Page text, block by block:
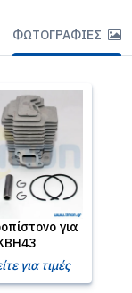
ΦΩΤΟΓΡΑΦΊΕΣ
για
για τιμές